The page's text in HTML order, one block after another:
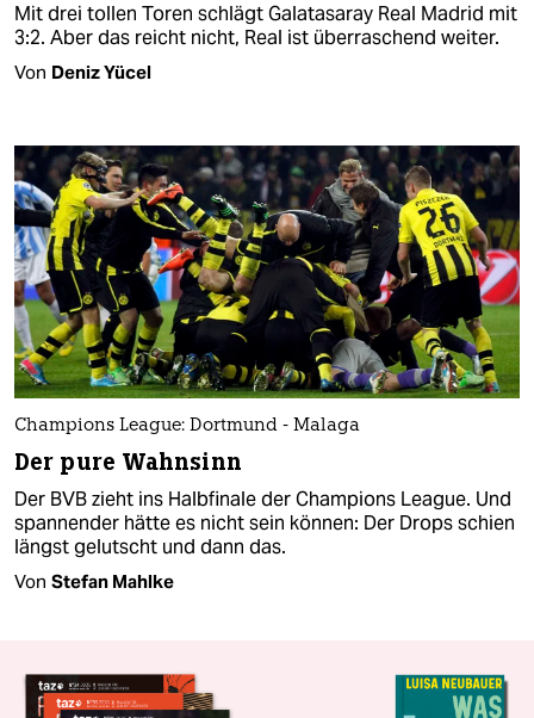
Mit drei tollen Toren schlägt Galatasaray Real Madrid mit
3:2. Aber das reicht nicht, Real ist überraschend weiter.
Von Deniz Yücel
Champions League: Dortmund - Malaga
Der pure Wahnsinn
Der BVB zieht ins Halbfinale der Champions League. Und
spannender hätte es nicht sein können: Der Drops schien
längst gelutscht und dann das.
Von Stefan Mahlke